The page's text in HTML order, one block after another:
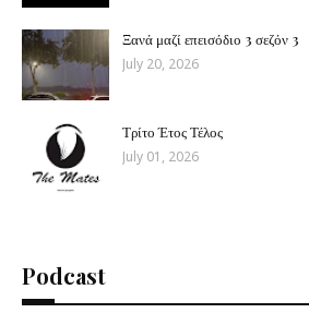
Ξανά μαζί επεισόδιο 3 σεζόν 3
July 20, 2026
Τρίτο Έτος Τέλος
July 01, 2026
Podcast